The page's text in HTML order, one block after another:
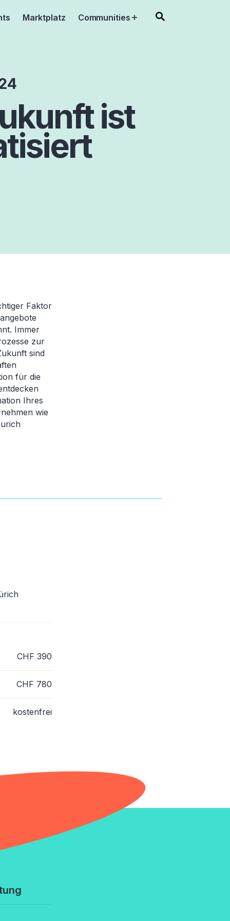
Marktplatz Communities Open
ist
Faktor
Immer
zur
sind
für die
Ihres
wie
CHF 390
CHF 780
kostenfrei